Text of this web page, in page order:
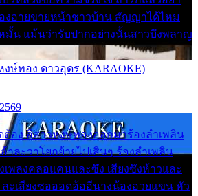
งอายขายหน้าชาวบ้าน สัญญาได้ไหม
มั้น แม้นว่ารับปากอย่างนั้นสาวบึงพลาญ
งษ์ทอง ดาวอุดร (KARAOKE)
อง อีสาวหงษ์ทองออกมาร้องลำเพลิน
าละวาโยกย้ายไปเสินๆ ร้องลำเพลิน
เพลงคลอแคนและซึง เสียงซึงห้าวและ
ละเสียงซอออดอ้ออีนางน้องอวยแขน หัว